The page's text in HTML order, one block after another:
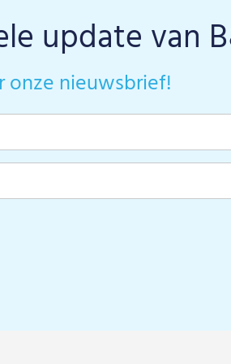
update van
onze nieuwsbrief!